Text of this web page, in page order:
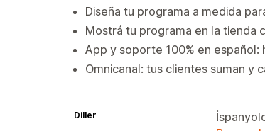
Diseña tu programa a medida
Mostrá tu programa en la tienda
App y soporte 100% en español:
Omnicanal: tus clientes suman y
Diller